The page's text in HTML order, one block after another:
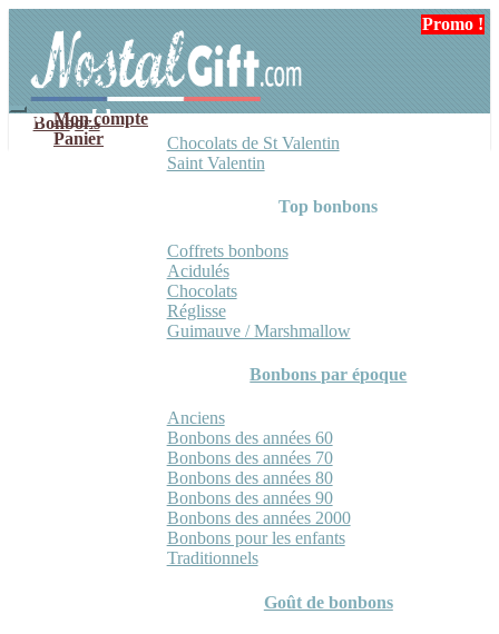
navigation
contenu
Mon compte
Panier
Bonbons
Chocolats de St Valentin
Saint Valentin
Top bonbons
Coffrets bonbons
Acidulés
Chocolats
Réglisse
Guimauve / Marshmallow
Bonbons par époque
Anciens
Bonbons des années 60
Bonbons des années 70
Bonbons des années 80
Bonbons des années 90
Bonbons des années 2000
Bonbons pour les enfants
Traditionnels
Goût de bonbons
Promo !
Promo !